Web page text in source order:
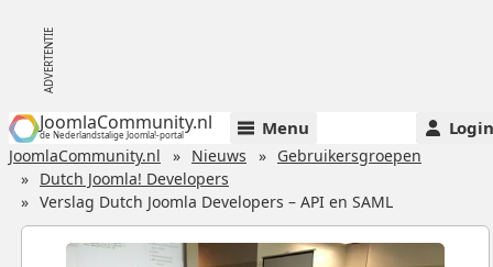
JoomlaCommunity.nl
de Nederlandstalige Joomla!-portal Menu Login
JoomlaCommunity.nl Nieuws
Gebruikersgroepen
Dutch Joomla! Developers
Verslag Dutch Joomla Developers – API en SAML